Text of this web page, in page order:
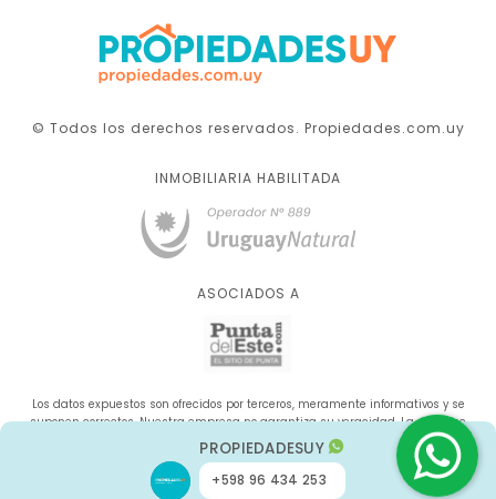
PROPIEDADESUY
+598 96 434 253
© Todos los derechos reservados. Propiedades.com.uy
INMOBILIARIA HABILITADA
ASOCIADOS A
Los datos expuestos son ofrecidos por terceros, meramente informativos y se
suponen correctos. Nuestra empresa no garantiza su veracidad. La oferta se
sujeta a errores, cambios de precio, omisión y/o retirada del mercado sin aviso
previo.